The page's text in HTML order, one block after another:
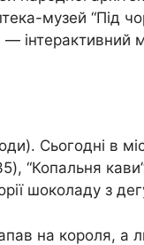
музей “Під
— інтерактивний
Сьогодні в
35), “Копальня
шоколаду з
на короля, а